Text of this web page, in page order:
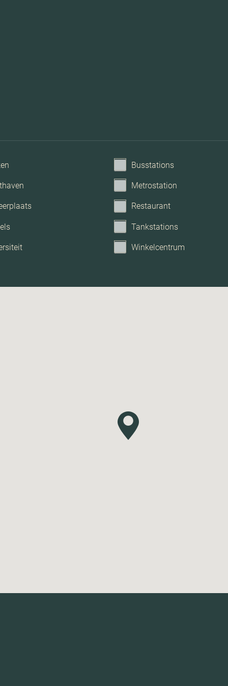
Mechanische
Busstations
Metrostation
Restaurant
Tankstations
Winkelcentrum